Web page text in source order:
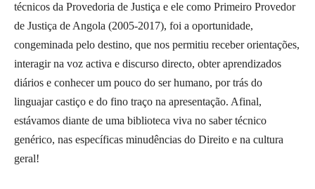
técnicos da Provedoria de Justiça e ele como Primeiro Provedor
de Justiça de Angola (2005-2017), foi a oportunidade,
congeminada pelo destino, que nos permitiu receber orientações,
interagir na voz activa e discurso directo, obter aprendizados
diários e conhecer um pouco do ser humano, por trás do
linguajar castiço e do fino traço na apresentação. Afinal,
estávamos diante de uma biblioteca viva no saber técnico
genérico, nas específicas minudências do Direito e na cultura
geral!